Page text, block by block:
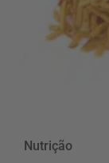
Nutrição